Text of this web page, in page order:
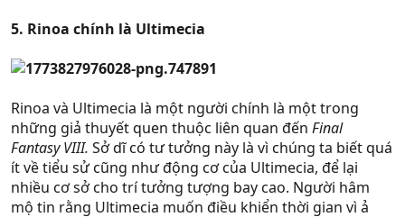
5. Rinoa chính là Ultimecia
Rinoa và Ultimecia là một người chính là một trong
những giả thuyết quen thuộc liên quan đến Final
Fantasy VIII. Sở dĩ có tư tưởng này là vì chúng ta biết quá
ít về tiểu sử cũng như động cơ của Ultimecia, để lại
nhiều cơ sở cho trí tưởng tượng bay cao. Người hâm
mộ tin rằng Ultimecia muốn điều khiển thời gian vì ả